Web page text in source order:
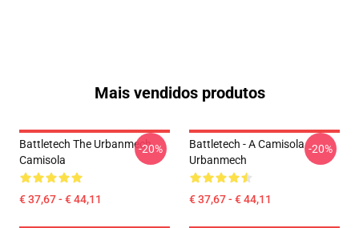
Mais vendidos produtos
Battletech The Urbanmech
Camisola
€ 37,67 - € 44,11
-20%
Battletech - A Camisola
Urbanmech
€ 37,67 - € 44,11
-20%